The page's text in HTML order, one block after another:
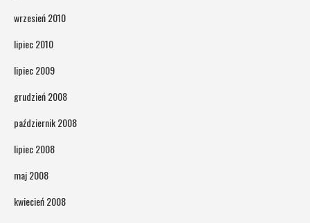
wrzesień 2010
lipiec 2010
lipiec 2009
grudzień 2008
październik 2008
lipiec 2008
maj 2008
kwiecień 2008